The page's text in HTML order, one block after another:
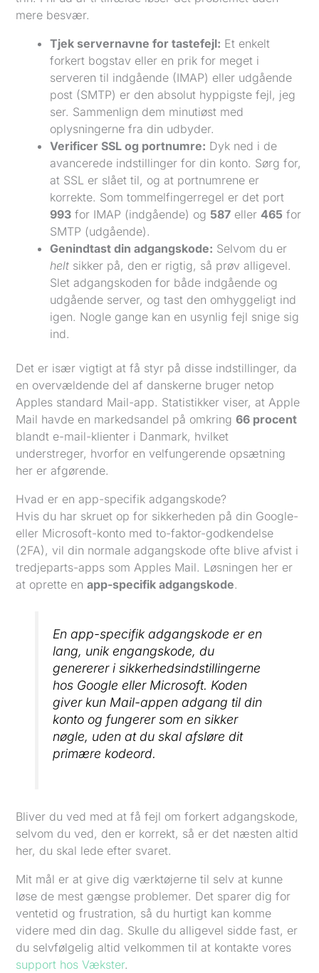
mere besvær.
Tjek servernavne for tastefejl: Et enkelt
forkert bogstav eller en prik for meget i
serveren til indgående (IMAP) eller udgående
post (SMTP) er den absolut hyppigste fejl, jeg
ser. Sammenlign dem minutiøst med
oplysningerne fra din udbyder.
Verificer SSL og portnumre: Dyk ned i de
avancerede indstillinger for din konto. Sørg for,
at SSL er slået til, og at portnumrene er
korrekte. Som tommelfingerregel er det port
993 for IMAP (indgående) og 587 eller465 for
SMTP (udgående).
Genindtast din adgangskode: Selvom du er
helt sikker på, den er rigtig, så prøv alligevel.
Slet adgangskoden for både indgående og
udgående server, og tast den omhyggeligt ind
igen. Nogle gange kan en usynlig fejl snige sig
ind.
Det er især vigtigt at få styr på disse indstillinger, da
en overvældende del af danskerne bruger netop
Apples standard Mail-app. Statistikker viser, at Apple
Mail havde en markedsandel på omkring66 procent
blandt e-mail-klienter i Danmark, hvilket
understreger, hvorfor en velfungerende opsætning
her er afgørende.
Hvad er en app-specifik adgangskode?
Hvis du har skruet op for sikkerheden på din Google-
eller Microsoft-konto med to-faktor-godkendelse
(2FA), vil din normale adgangskode ofte blive afvist i
tredjeparts-apps som Apples Mail. Løsningen her er
at oprette enapp-specifik adgangskode.
En app-specifik adgangskode er en
lang, unik engangskode, du
genererer i sikkerhedsindstillingerne
hos Google eller Microsoft. Koden
giver kunMail-appen adgang til din
konto og fungerer som en sikker
nøgle, uden at du skal afsløre dit
primære kodeord.
Bliver du ved med at få fejl om forkert adgangskode,
selvom du ved, den er korrekt, så er det næsten altid
her, du skal lede efter svaret.
Mit mål er at give dig værktøjerne til selv at kunne
løse de mest gængse problemer. Det sparer dig for
ventetid og frustration, så du hurtigt kan komme
videre med din dag. Skulle du alligevel sidde fast, er
du selvfølgelig altid velkommen til at kontakte vores
support hos Vækster.